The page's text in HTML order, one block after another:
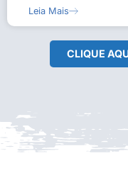
Leia Mais
CLIQUE